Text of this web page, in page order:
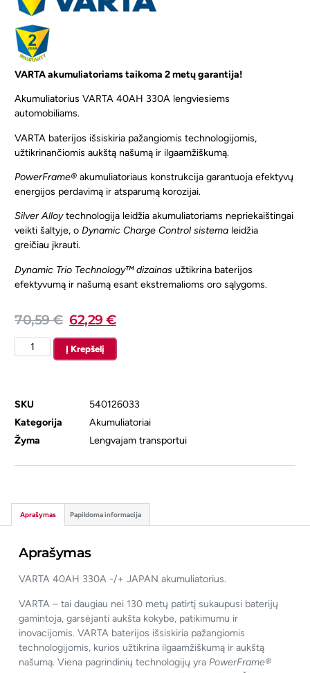
VARTA akumuliatoriams taikoma 2 metų garantija!
Akumuliatorius VARTA 40AH 330A lengviesiems
automobiliams.
VARTA baterijos išsiskiria pažangiomis technologijomis,
užtikrinančiomis aukštą našumą ir ilgaamžiškumą.
PowerFrame® akumuliatoriaus konstrukcija garantuoja efektyvų
energijos perdavimą ir atsparumą korozijai.
Silver Alloytechnologija leidžia akumuliatoriams nepriekaištingai
veikti šaltyje, oDynamic Charge Control sistema leidžia
greičiau įkrauti.
Dynamic Trio Technology™ dizainas užtikrina baterijos
efektyvumą ir našumą esant ekstremalioms oro sąlygoms.
70,59€ 62,29€
Į Krepšelį
SKU
540126033
Kategorija
Akumuliatoriai
Žyma
Lengvajam transportui
Aprašymas Papildoma informacija
Aprašymas
VARTA 40AH 330A -/+ JAPAN akumuliatorius.
VARTA – tai daugiau nei 130 metų patirtį sukaupusi baterijų
gamintoja, garsėjanti aukšta kokybe, patikimumu ir
inovacijomis. VARTA baterijos išsiskiria pažangiomis
technologijomis, kurios užtikrina ilgaamžiškumą ir aukštą
našumą. Viena pagrindinių technologijų yraPowerFrame®